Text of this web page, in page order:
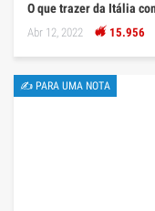
O que trazer da Itália
Abr 12, 2022 15.956
✍ PARA UMA NOTA